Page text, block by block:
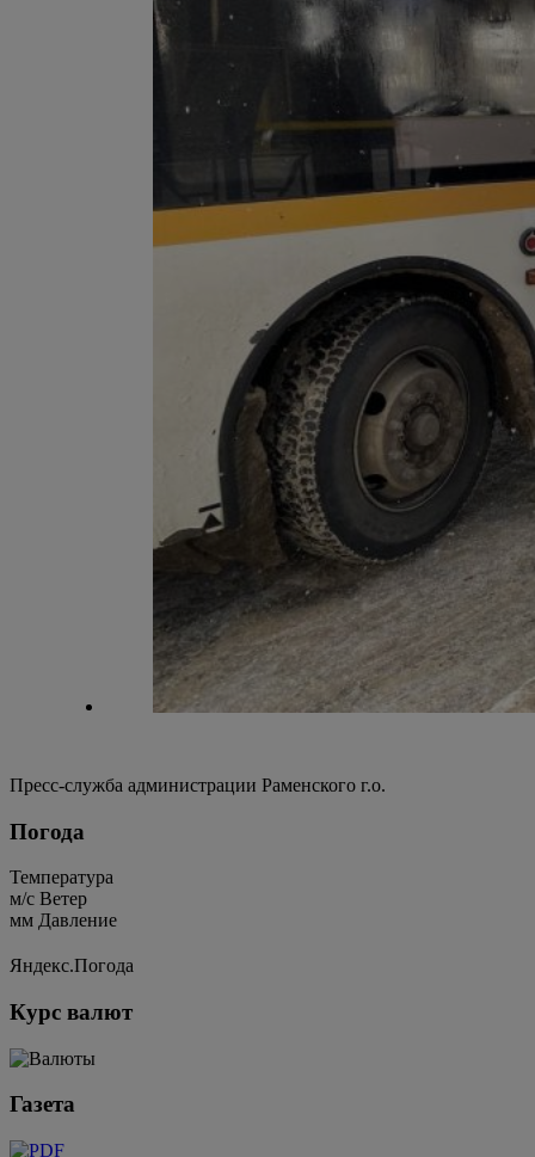
Пресс-служба администрации Раменского г.о.
Погода
Температура
м/c Ветер
мм Давление
Яндекс.Погода
Курс валют
Газета